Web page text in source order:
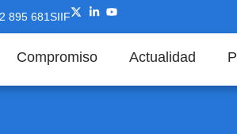
895 681SIIF
Compromiso Actualidad